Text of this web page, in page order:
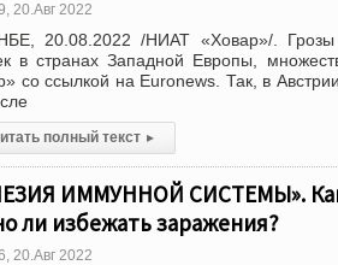
20.Авг 2022
20.08.2022 /НИАТ «Ховар»/. Грозы
в странах Западной Европы,
со ссылкой на Euronews. Так, в
полный текст ▸
ИММУННОЙ СИСТЕМЫ». Как
ли избежать заражения?
20.Авг 2022